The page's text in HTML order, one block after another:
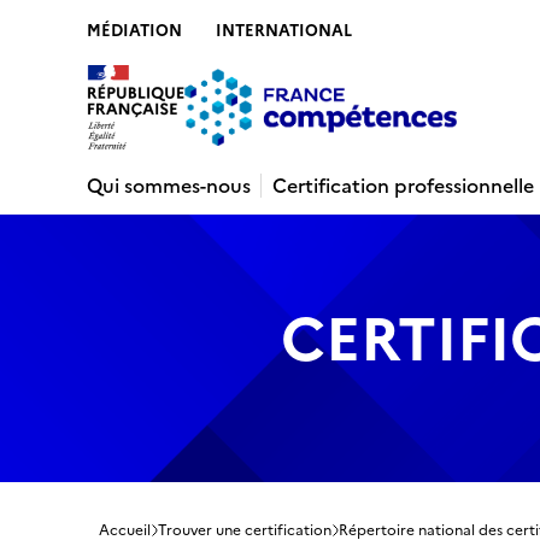
MÉDIATION INTERNATIONAL
Qui sommes-nous
Certification professionnelle
Accueil Trouver une certification Répertoire national des